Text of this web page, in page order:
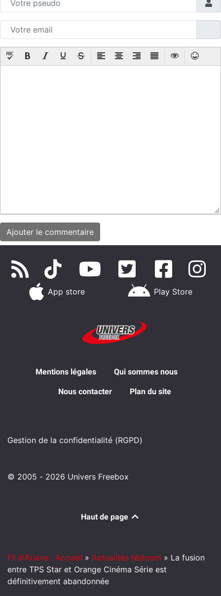
App store Play Store
Mentions légales Qui sommes nous
Nous contacter Plan du site
Gestion de la confidentialité (RGPD)
© 2005 - 2026 Univers Freebox
Haut de page
Fil d'Ariane : Accueil » Actualités télécom » La fusion
entre TPS Star et Orange Cinéma Série est
définitivement abandonnée